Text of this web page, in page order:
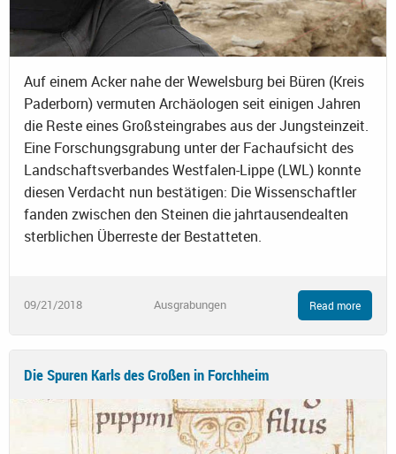
Auf einem Acker nahe der Wewelsburg bei Büren (Kreis
Paderborn) vermuten Archäologen seit einigen Jahren
die Reste eines Großsteingrabes aus der Jungsteinzeit.
Eine Forschungsgrabung unter der Fachaufsicht des
Landschaftsverbandes Westfalen-Lippe (LWL) konnte
diesen Verdacht nun bestätigen: Die Wissenschaftler
fanden zwischen den Steinen die jahrtausendealten
sterblichen Überreste der Bestatteten.
09/21/2018 Ausgrabungen Read more
Die Spuren Karls des Großen in Forchheim